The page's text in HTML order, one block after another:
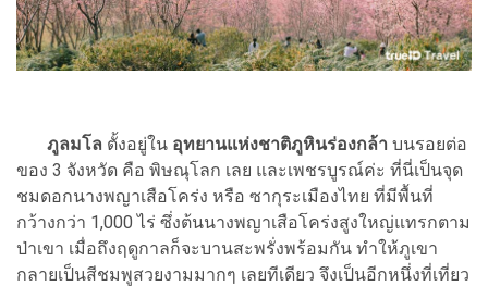
ภูลมโล ตั้งอยู่ใน อุทยานแห่งชาติภูหินร่องกล้า บนรอยต่อ
ของ 3 จังหวัด คือ พิษณุโลก เลย และเพชรบูรณ์ค่ะ ที่นี่เป็นจุด
ชมดอกนางพญาเสือโคร่ง หรือ ซากุระเมืองไทย ที่มีพื้นที่
กว้างกว่า 1,000 ไร่ ซึ่งต้นนางพญาเสือโคร่งสูงใหญ่แทรกตาม
ป่าเขา เมื่อถึงฤดูกาลก็จะบานสะพรั่งพร้อมกัน ทำให้ภูเขา
กลายเป็นสีชมพูสวยงามมากๆ เลยทีเดียว จึงเป็นอีกหนึ่งที่เที่ยว